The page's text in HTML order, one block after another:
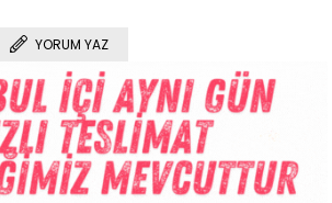
YORUM YAZ